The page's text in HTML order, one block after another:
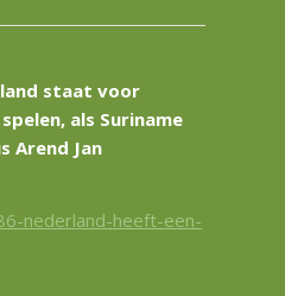
land staat voor
als Suriname
Arend Jan
nederland-heeft-een-